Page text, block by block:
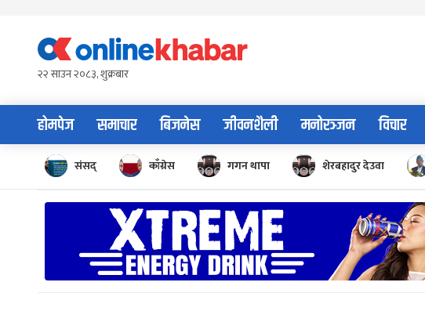
content२२ साउन २०८३, शुक्रबार
होमपेज समाचार बिजनेस जीवनशैली मनोरञ्जन विचार
संसद् काँग्रेस गगन थापा शेरबहादुर देउवा